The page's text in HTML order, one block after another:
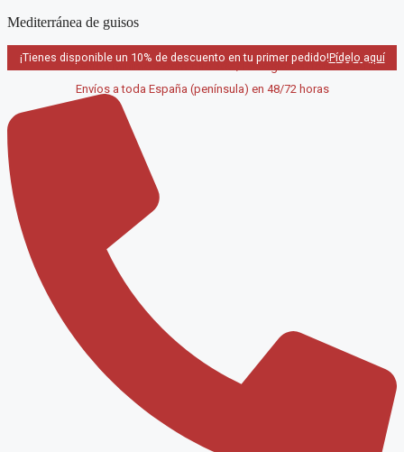
Saltar
contenido
Mediterránea de guisos
¡Tienes disponible un 10% de descuento en tu primer pedido!Pídelo aquí
Envíos a toda España (península) en 48/72 horas
Pedido mínimo a domicilio 40€ / Recogida en local GRATIS